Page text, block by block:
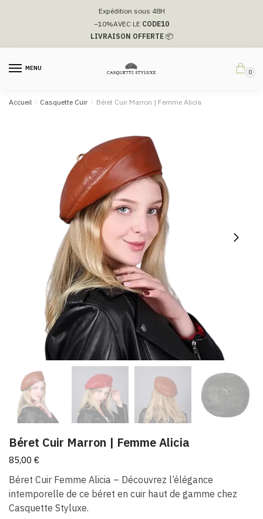
navigation
Expédition sous 48H
–10%AVEC LE CODE10
LIVRAISON OFFERTE📦
MENU
0
Accueil / Casquette Cuir / Béret Cuir Marron | Femme Alicia
Béret Cuir Marron | Femme Alicia
85,00 €
Béret Cuir Femme Alicia – Découvrez l’élégance
intemporelle de ce béret en cuir haut de gamme chez
Casquette Styluxe.